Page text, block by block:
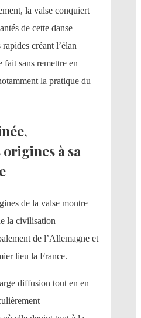
la valse conquiert
de cette danse
créant l’élan
sans remettre en
la pratique du
à sa
de la valse montre
la civilisation
de l’Allemagne et
lieu la France.
diffusion tout en en